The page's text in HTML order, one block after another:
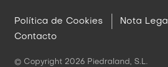
Política de Cookies Nota Legal
Contacto
© Copyright 2026 Piedraland, S.L.